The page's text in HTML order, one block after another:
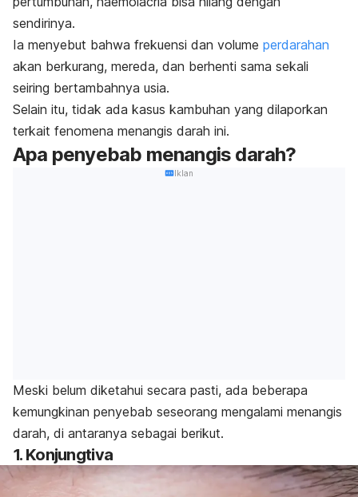
sendirinya.
Ia menyebut bahwa frekuensi dan volume perdarahan
akan berkurang, mereda, dan berhenti sama sekali
seiring bertambahnya usia.
Selain itu, tidak ada kasus kambuhan yang dilaporkan
terkait fenomena menangis darah ini.
Apa penyebab menangis darah?
Iklan
Meski belum diketahui secara pasti, ada beberapa
kemungkinan penyebab seseorang mengalami menangis
darah, di antaranya sebagai berikut.
1. Konjungtiva